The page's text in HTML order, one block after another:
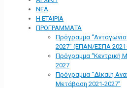
ΝΕΑ
Η ΕΤΑΙΡΙΑ
ΠΡΟΓΡΑΜΜΑΤΑ
Πρόγραμμα
2027” (ΕΠΑΝ/ΕΣΠΑ
Πρόγραμμα “Κεντρική
2027
Πρόγραμμα “Δίκαιη
Μετάβαση 2021-2027”